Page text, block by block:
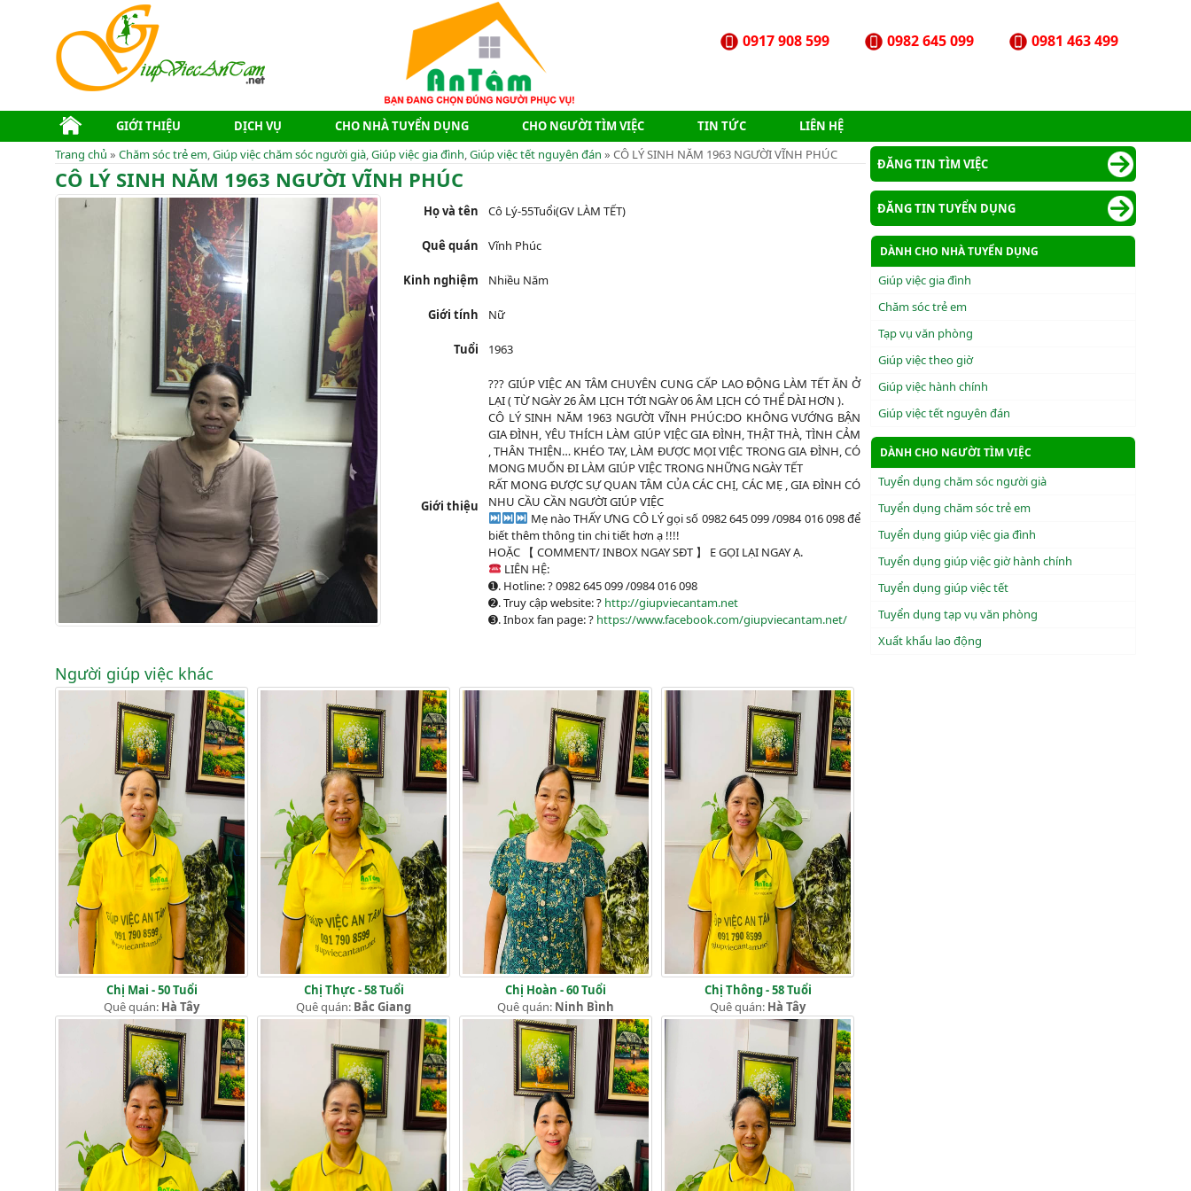
0981 463 499
0982 645 099
0917 908 599
GIỚI THIỆU DỊCH VỤ CHO NHÀ TUYỂN DỤNG CHO NGƯỜI TÌM VIỆC TIN TỨC
LIÊN HỆ
Trang chủ » Chăm sóc trẻ em,Giúp việc chăm sóc người già,Giúp việc gia đình,Giúp việc tết nguyên đán » CÔ LÝ SINH NĂM 1963 NGƯỜI VĨNH PHÚC
CÔ LÝ SINH NĂM 1963 NGƯỜI VĨNH PHÚC
Họ và tên Cô Lý-55Tuổi(GV LÀM TẾT)
Quê quán Vĩnh Phúc
Kinh nghiệm Nhiều Năm
Giới tính Nữ
Tuổi 1963
Giới thiệu
?️?️?️ GIÚP VIỆC AN TÂM CHUYÊN CUNG CẤP LAO ĐỘNG LÀM TẾT ĂN Ở
LẠI ( TỪ NGÀY 26 ÂM LỊCH TỚI NGÀY 06 ÂM LỊCH CÓ THỂ DÀI HƠN ).
CÔ LÝ SINH NĂM 1963 NGƯỜI VĨNH PHÚC:DO KHÔNG VƯỚNG BẬN
GIA ĐÌNH, YÊU THÍCH LÀM GIÚP VIỆC GIA ĐÌNH, THẬT THÀ, TÌNH CẢM
, THÂN THIỆN… KHÉO TAY, LÀM ĐƯỢC MỌI VIỆC TRONG GIA ĐÌNH, CÓ
MONG MUỐN ĐI LÀM GIÚP VIỆC TRONG NHỮNG NGÀY TẾT
RẤT MONG ĐƯỢC SỰ QUAN TÂM CỦA CÁC CHỊ, CÁC MẸ , GIA ĐÌNH CÓ
NHU CẦU CẦN NGƯỜI GIÚP VIỆC
Mẹ nào THẤY ƯNG CÔ LÝ gọi số 0982 645 099 /0984 016 098 để
biết thêm thông tin chi tiết hơn ạ !!!!
HOẶC 【 COMMENT/ INBOX NGAY SĐT 】 E GỌI LẠI NGAY Ạ.
LIÊN HỆ:
➊. Hotline:?0982 645 099 /0984 016 098
➋. Truy cập website:? http://giupviecantam.net
➌. Inbox fan page:? https://www.facebook.com/giupviecantam.net/
Người giúp việc khác
Chị Mai - 50 Tuổi
Quê quán: Hà Tây
Chị Thực - 58 Tuổi
Quê quán: Bắc Giang
Chị Hoàn - 60 Tuổi
Quê quán: Ninh Bình
Chị Thông - 58 Tuổi
Quê quán: Hà Tây
ĐĂNG TIN TÌM VIỆC
ĐĂNG TIN TUYỂN DỤNG
DÀNH CHO NHÀ TUYỂN DỤNG
Giúp việc gia đình
Chăm sóc trẻ em
Tạp vụ văn phòng
Giúp việc theo giờ
Giúp việc hành chính
Giúp việc tết nguyên đán
DÀNH CHO NGƯỜI TÌM VIỆC
Tuyển dụng chăm sóc người già
Tuyển dụng chăm sóc trẻ em
Tuyển dụng giúp việc gia đình
Tuyển dụng giúp việc giờ hành chính
Tuyển dụng giúp việc tết
Tuyển dụng tạp vụ văn phòng
Xuẩt khẩu lao động